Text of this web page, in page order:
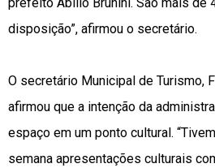
disposição”, afirmou o secretário.
O secretário Municipal de Turismo,
afirmou que a intenção da
espaço em um ponto cultural.
semana apresentações culturais